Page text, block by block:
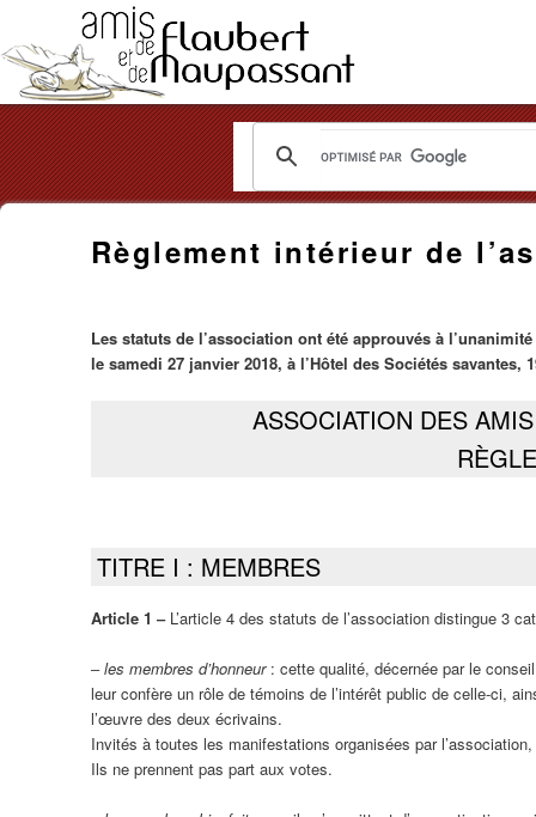
Les
Flaubert
Règlement intérieur de
Les statuts de l’association ont été approuvés à
le samedi 27 janvier 2018, à l’Hôtel des Sociétés savantes,
ASSOCIATION DES
TITRE I : MEMBRES
Article 1 ‒L’article 4 des statuts de l’association distingue 3
‒les membres d’honneur: cette qualité, décernée par le
leur confère un rôle de témoins de l’intérêt public de celle-ci,
l’œuvre des deux écrivains.
Invités à toutes les manifestations organisées par
Ils ne prennent pas part aux votes.